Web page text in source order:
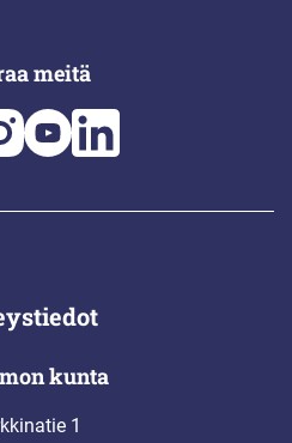
meitä
kunta
1